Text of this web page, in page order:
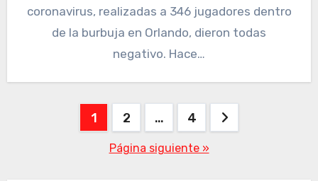
coronavirus, realizadas a 346 jugadores dentro
de la burbuja en Orlando, dieron todas
negativo. Hace…
Paginación
1 2 … 4
Página siguiente »